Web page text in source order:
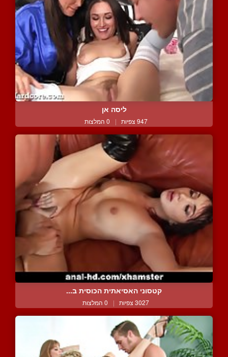
ליסה אן
947 צפיות | 0 המלצות
קטסוני האסיאתית הכוסית ב...
3027 צפיות | 0 המלצות